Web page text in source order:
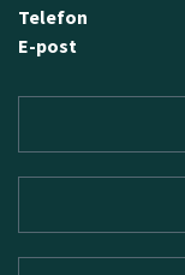
Telefon
E-post